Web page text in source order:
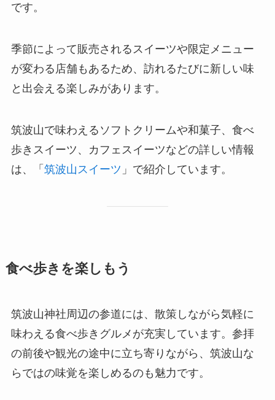
です。
季節によって販売されるスイーツや限定メニュー
が変わる店舗もあるため、訪れるたびに新しい味
と出会える楽しみがあります。
筑波山で味わえるソフトクリームや和菓子、食べ
歩きスイーツ、カフェスイーツなどの詳しい情報
は、「 筑波山スイーツ 」で紹介しています。
食べ歩きを楽しもう
筑波山神社周辺の参道には、散策しながら気軽に
味わえる食べ歩きグルメが充実しています。参拝
の前後や観光の途中に立ち寄りながら、筑波山な
らではの味覚を楽しめるのも魅力です。